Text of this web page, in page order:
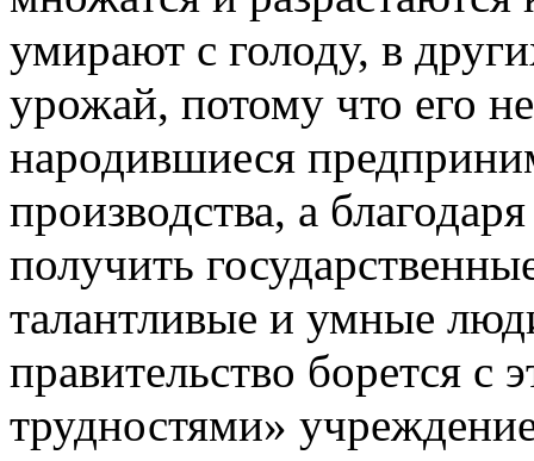
умирают с голоду, в
урожай, потому что его
народившиеся
производства, а
получить
талантливые и умные
правительство борется
трудностями»